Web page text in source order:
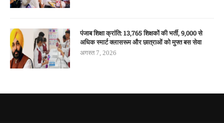
पंजाब शिक्षा क्रांति: 13,765 शिक्षकों की भर्ती, 9,000 से
अधिक स्मार्ट क्लासरूम और छात्राओं को मुफ्त बस सेवा
अगस्त 7, 2026